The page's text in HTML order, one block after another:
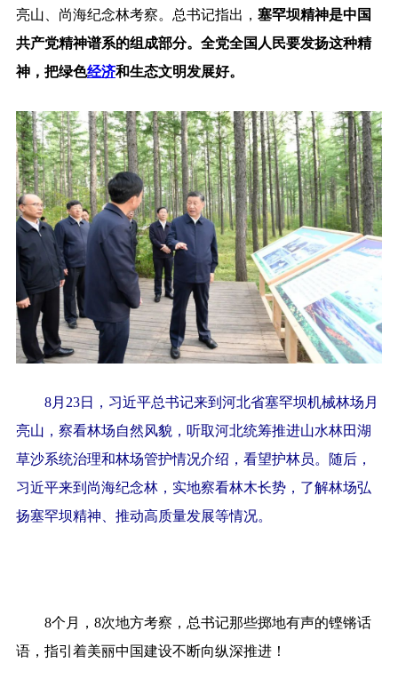
亮山、尚海纪念林考察。总书记指出， 塞罕坝精神是中国
共产党精神谱系的组成部分。全党全国人民要发扬这种精
神，把绿色经济和生态文明发展好。
8月23日，习近平总书记来到河北省塞罕坝机械林场月
亮山，察看林场自然风貌，听取河北统筹推进山水林田湖
草沙系统治理和林场管护情况介绍，看望护林员。随后，
习近平来到尚海纪念林，实地察看林木长势，了解林场弘
扬塞罕坝精神、推动高质量发展等情况。
8个月，8次地方考察，总书记那些掷地有声的铿锵话
语，指引着美丽中国建设不断向纵深推进！